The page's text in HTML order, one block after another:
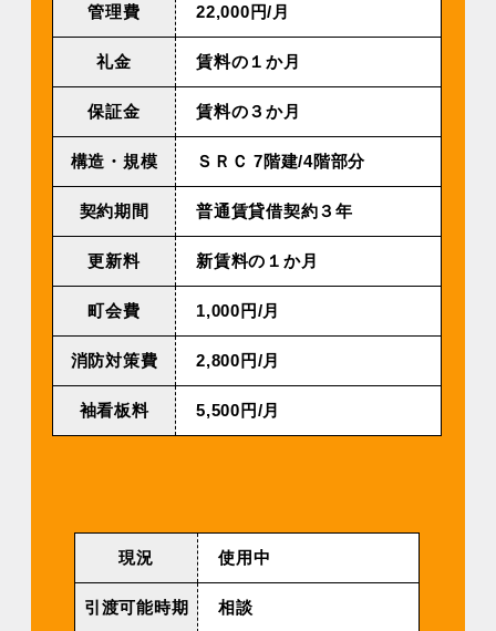
管理費 22,000円/⽉
礼金 賃料の１か月
保証金 賃料の３か月
構造・規模 ＳＲＣ 7階建/4階部分
契約期間 普通賃貸借契約３年
更新料 新賃料の１か月
町会費 1,000円/⽉
消防対策費 2,800円/⽉
袖看板料 5,500円/⽉
現況 使用中
引渡可能時期 相談